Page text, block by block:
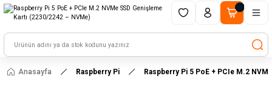
1500 TL ve üzeri alışverişlerinizde kargo ücretsiz!
HAYAL ET - TASARLA - ÇALIŞTIR
Anasayfa Raspberry Pi Raspberry Pi 5 PoE + PCIe M.2